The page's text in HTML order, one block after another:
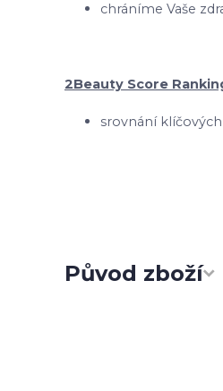
chráníme Vaše
2Beauty Score
srovnání
Původ zboží